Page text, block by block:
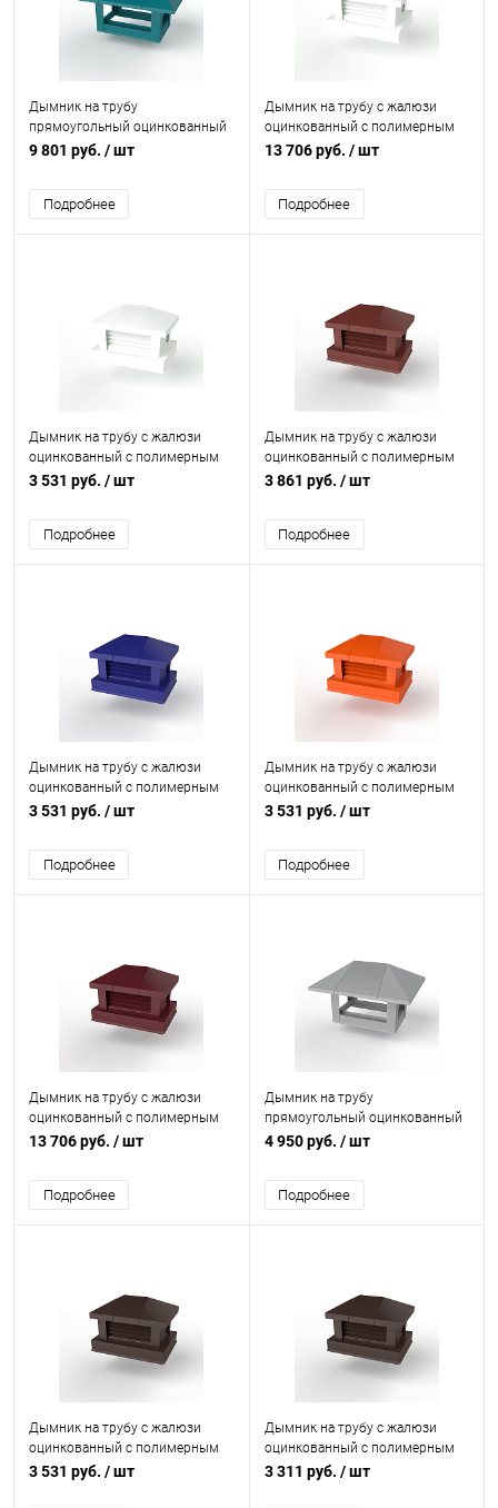
Дымник на трубу
прямоугольный оцинкованный
с полимерным покрытием до
9 801 руб. / шт
Подробнее
Дымник на трубу с жалюзи
оцинкованный с полимерным
покрытием до 2800мм RAL
13 706 руб. / шт
Подробнее
Дымник на трубу с жалюзи
оцинкованный с полимерным
покрытием до 1600мм RAL
3 531 руб. / шт
Подробнее
Дымник на трубу с жалюзи
оцинкованный с полимерным
покрытием до 2000мм RAL
3 861 руб. / шт
Подробнее
Дымник на трубу с жалюзи
оцинкованный с полимерным
покрытием до 1600мм RAL
3 531 руб. / шт
Подробнее
Дымник на трубу с жалюзи
оцинкованный с полимерным
покрытием до 1600мм RAL
3 531 руб. / шт
Подробнее
Дымник на трубу с жалюзи
оцинкованный с полимерным
покрытием до 2800мм RAL
13 706 руб. / шт
Подробнее
Дымник на трубу
прямоугольный оцинкованный
с полимерным покрытием до
4 950 руб. / шт
Подробнее
Дымник на трубу с жалюзи
оцинкованный с полимерным
покрытием до 1600мм RAL
3 531 руб. / шт
Дымник на трубу с жалюзи
оцинкованный с полимерным
покрытием до 1200мм RAL
3 311 руб. / шт